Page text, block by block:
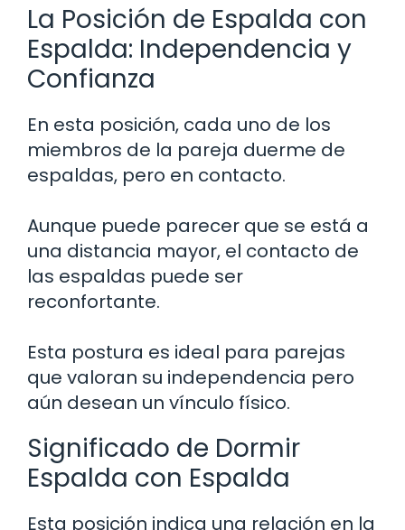
La Posición de Espalda con
Espalda: Independencia y
Confianza
En esta posición, cada uno de los
miembros de la pareja duerme de
espaldas, pero en contacto.
Aunque puede parecer que se está a
una distancia mayor, el contacto de
las espaldas puede ser
reconfortante.
Esta postura es ideal para parejas
que valoran su independencia pero
aún desean un vínculo físico.
Significado de Dormir
Espalda con Espalda
Esta posición indica una relación en la